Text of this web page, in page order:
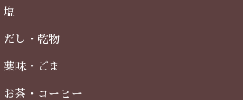
塩
だし・乾物
薬味・ごま
お茶・コーヒー